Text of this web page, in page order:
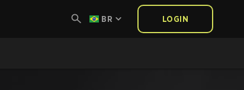
BR LOGIN